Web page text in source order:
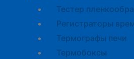
Тестер
Регистраторы
Термографы печи
Термобоксы